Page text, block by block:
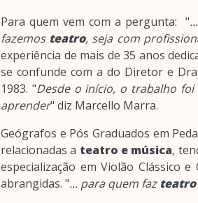
Para quem vem com a pergunta: "
fazemos teatro, seja com
experiência de mais de 35 anos
se confunde com a do Diretor e
1983. "Desde o início, o trabalho
aprender" diz Marcello Marra.
Geógrafos e Pós Graduados em
relacionadas a teatro e música,
especialização em Violão Clássico
abrangidas. "... para quem faz teatro